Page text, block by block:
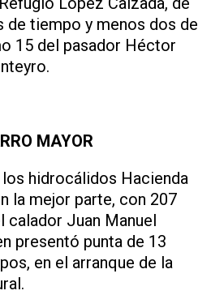
de tiempo y menos dos de
15 del pasador Héctor
MAYOR
los hidrocálidos Hacienda
la mejor parte, con 207
calador Juan Manuel
presentó punta de 13
en el arranque de la